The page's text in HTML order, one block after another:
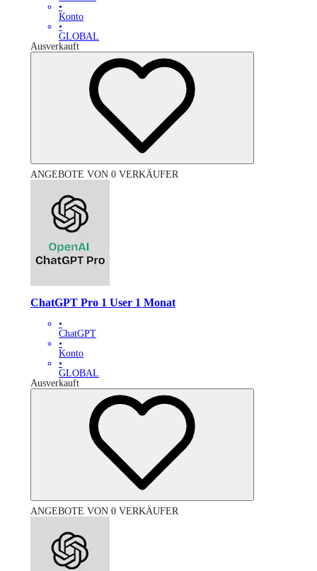
•
Konto
•
GLOBAL
Ausverkauft
ANGEBOTE VON 0 VERKÄUFER
ChatGPT Pro 1 User 1 Monat
•
ChatGPT
•
Konto
•
GLOBAL
Ausverkauft
ANGEBOTE VON 0 VERKÄUFER